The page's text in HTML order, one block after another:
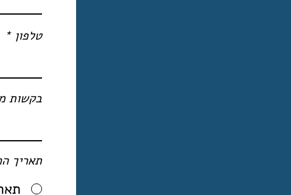
טלפון
בקשות
תאריך